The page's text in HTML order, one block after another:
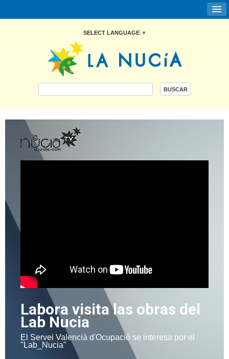
SELECT LANGUAGE ▼
Labora visita las obras del
Lab Nucia
El Servei Valencià d'Ocupació se interesa por el
"Lab_Nucia"